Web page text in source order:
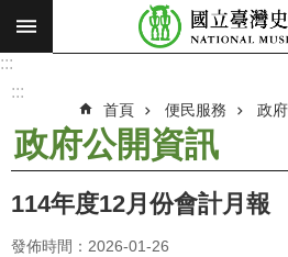
跳到主要內容區塊
搜
願
使
命
:::
:::
首頁 便民服務 政
政府公開資訊
114年度12月份會計月報
發佈時間：2026-01-26